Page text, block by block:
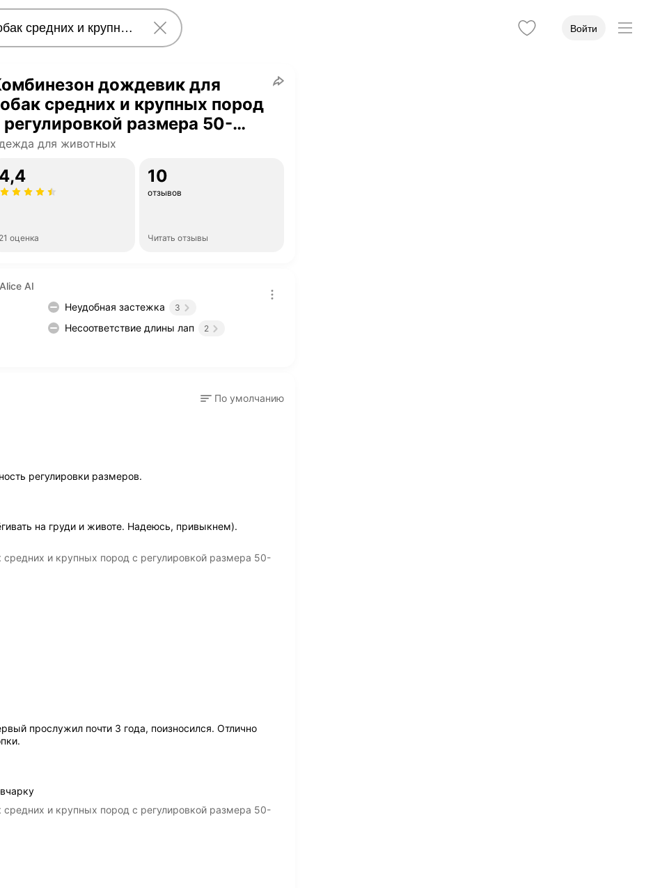
Войти
дождевик для
средних и крупных пород
регулировкой размера 50-
Хаки олива / черный
для животных
4,4
21 оценка
10
отзывов
Читать отзывы
AI
Неудобная застежка 3
Несоответствие длины лап 2
По умолчанию
регулировки размеров.
на груди и животе. Надеюсь, привыкнем).
и крупных пород с регулировкой размера 50-
прослужил почти 3 года, поизносился. Отлично
и крупных пород с регулировкой размера 50-